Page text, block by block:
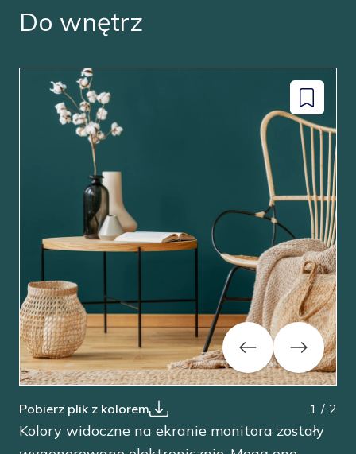
Kontakt
facebookinstagram
pinterest
Do wnętrz
Dodaj
do
Previous Next
Pobierz plik z kolorem 1 / 2
Kolory widoczne na ekranie monitora zostały